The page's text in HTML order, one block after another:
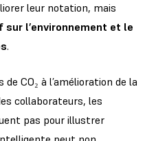
leur notation, mais
l’environnement et le
.
CO₂ à l’amélioration de la
collaborateurs, les
pas pour illustrer